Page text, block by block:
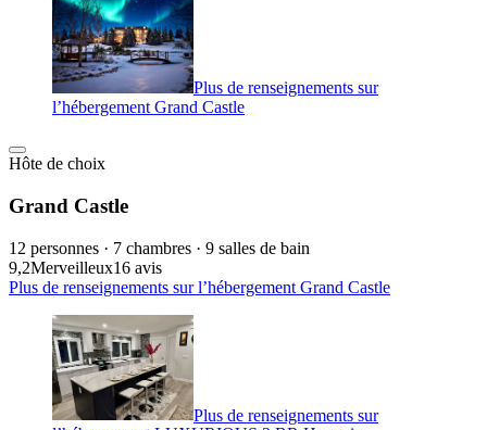
Plus de renseignements sur
l’hébergement Grand Castle
Hôte de choix
Grand Castle
12 personnes · 7 chambres · 9 salles de bain
9,2Merveilleux16 avis
Plus de renseignements sur l’hébergement Grand Castle
Plus de renseignements sur